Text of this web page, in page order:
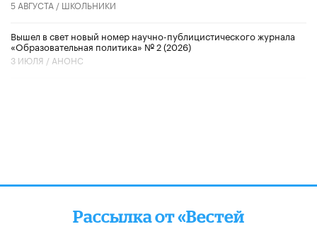
5 АВГУСТА / ШКОЛЬНИКИ
Вышел в свет новый номер научно-публицистического журнала
«Образовательная политика» № 2 (2026)
3 ИЮЛЯ / АНОНС
Рассылка от «Вестей